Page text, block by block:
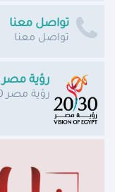
تواصل معنا
تواصل معنا
رؤية مصر 2030
رؤية مصر 2030